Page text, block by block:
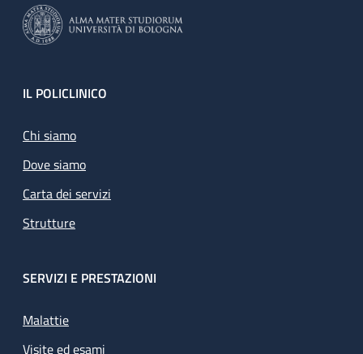
Footer
IL POLICLINICO
Chi siamo
Dove siamo
Carta dei servizi
Strutture
SERVIZI E PRESTAZIONI
Malattie
Visite ed esami